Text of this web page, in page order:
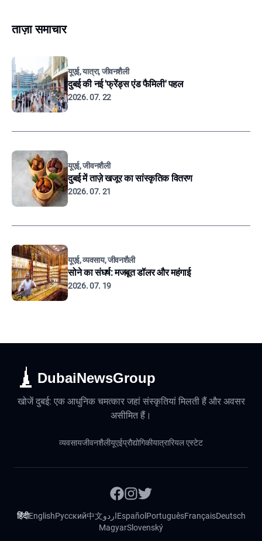
ताज़ा समाचार
यूएई, यात्रा, जीवनशैली
दुबई की नई 'फ्रेंड्स एंड फैमिली' पहल
2026. 07. 22
यूएई, जीवनशैली
दुबई में ताज़े खजूर का सांस्कृतिक वितरण
2026. 07. 21
यूएई, व्यवसाय, जीवनशैली
सोने का संघर्ष: मजबूत डॉलर और महंगाई
2026. 07. 19
DubaiNewsGroup
खोजें दुबई: एक आधुनिक चमत्कार जहां संस्कृतियां मिलती हैं और अवसर
असीमित हैं।
व्यवसायजीवनशैलीयूएईप्रौद्योगिकीयात्रारियल एस्टेट
हिंदीEnglishРусский中文اردوEspañol PortuguêsFrançaisDeutsch
MagyarSlovenský